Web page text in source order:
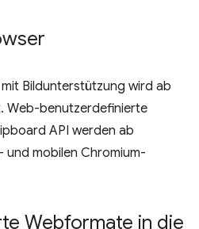
Bildunterstützung wird ab
Web-benutzerdefinierte
API werden ab
und mobilen Chromium-
Webformate in die